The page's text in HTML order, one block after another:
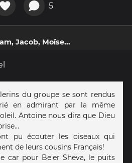
5
Jacob, Moïse...
du groupe se sont rendus
en admirant par la même
Antoine nous dira que Dieu
pu écouter les oiseaux qui
de leurs cousins Français!
car pour Be'er Sheva, le puits